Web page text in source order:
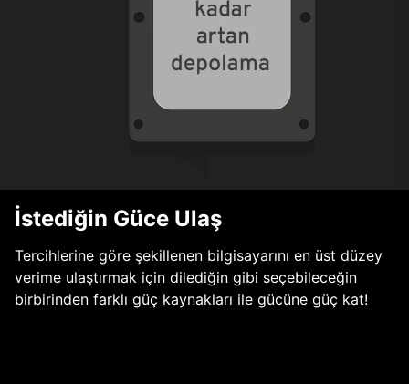
İstediğin Güce Ulaş
Tercihlerine göre şekillenen bilgisayarını en üst düzey
verime ulaştırmak için dilediğin gibi seçebileceğin
birbirinden farklı güç kaynakları ile gücüne güç kat!